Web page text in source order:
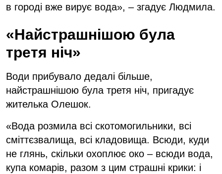
в городі вже вирує вода», – згадує Людмила.
«Найстрашнішою була
третя ніч»
Води прибувало дедалі більше,
найстрашнішою була третя ніч, пригадує
жителька Олешок.
«Вода розмила всі скотомогильники, всі
сміттєзвалища, всі кладовища. Всюди, куди
не глянь, скільки охоплює око – всюди вода,
купа комарів, разом з цим страшні крики: і